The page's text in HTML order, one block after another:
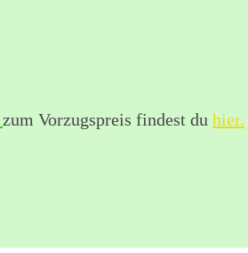
zum Vorzugspreis findest du hier.